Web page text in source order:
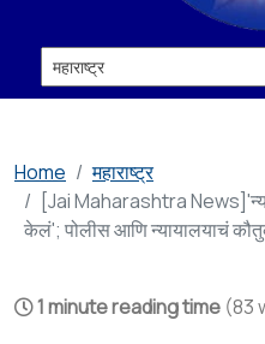
Home
महाराष्ट्र
[Jai Maharashtra
केलं'; पोलीस आणि न्यायालयाचं
1 minute reading time (83